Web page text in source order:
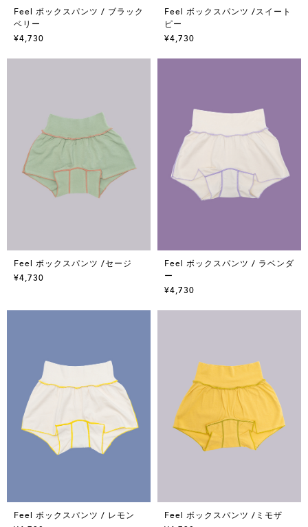
Feel ボックスパンツ / ブラック
ベリー
¥4,730
Feel ボックスパンツ /スイート
ピー
¥4,730
Feel ボックスパンツ /セージ
¥4,730
Feel ボックスパンツ / ラベンダ
ー
¥4,730
Feel ボックスパンツ / レモン
Feel ボックスパンツ /ミモザ